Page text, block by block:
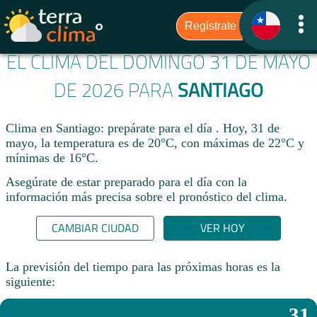
EL CLIMA DEL DOMINGO 31 DE MAYO
DE 2026 PARA SANTIAGO
Clima en Santiago: prepárate para el día . Hoy, 31 de
mayo, la temperatura es de 20°C, con máximas de 22°C y
mínimas de 16°C.
Asegúrate de estar preparado para el día con la
información más precisa sobre el pronóstico del clima.
CAMBIAR CIUDAD VER HOY
La previsión del tiempo para las próximas horas es la
siguiente: